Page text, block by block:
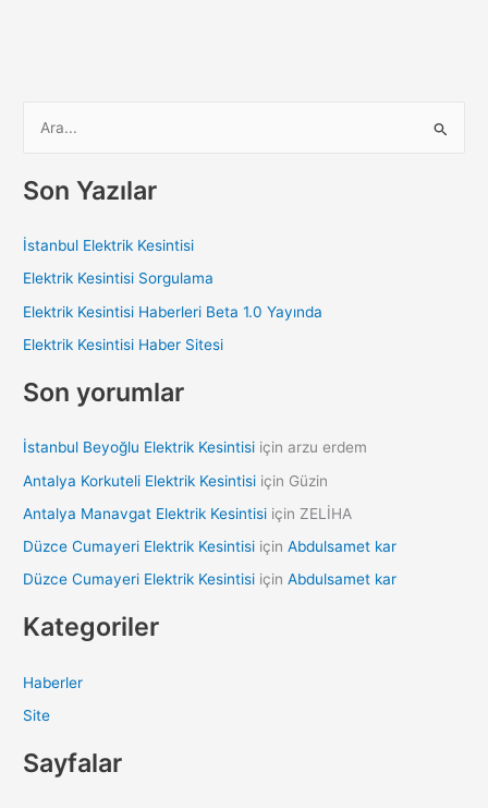
r
o
r
Son Yazılar
İstanbul Elektrik Kesintisi
Elektrik Kesintisi Sorgulama
Elektrik Kesintisi Haberleri Beta 1.0 Yayında
Elektrik Kesintisi Haber Sitesi
Son yorumlar
İstanbul Beyoğlu Elektrik Kesintisi içinarzu erdem
Antalya Korkuteli Elektrik Kesintisi için Güzin
Antalya Manavgat Elektrik Kesintisi için ZELİHA
Düzce Cumayeri Elektrik Kesintisi içinAbdulsamet kar
Düzce Cumayeri Elektrik Kesintisi içinAbdulsamet kar
Kategoriler
Haberler
Site
Sayfalar